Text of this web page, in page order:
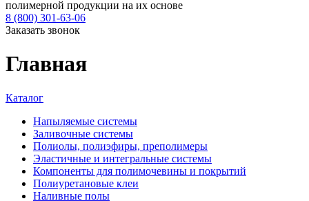
полимерной продукции на их основе
8 (800) 301-63-06
Заказать звонок
Главная
Каталог
Напыляемые системы
Заливочные системы
Полиолы, полиэфиры, преполимеры
Эластичные и интегральные системы
Компоненты для полимочевины и покрытий
Полиуретановые клеи
Наливные полы